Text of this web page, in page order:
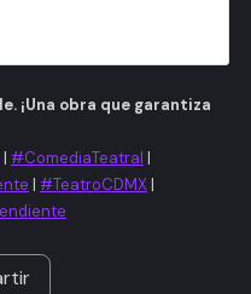
¡Una obra que garantiza
| #ComediaTeatral |
| #TeatroCDMX |